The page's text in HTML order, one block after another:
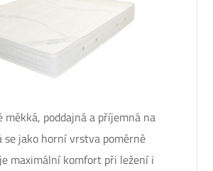
měkká, poddajná a příjemná na
se jako horní vrstva poměrně
maximální komfort při ležení i